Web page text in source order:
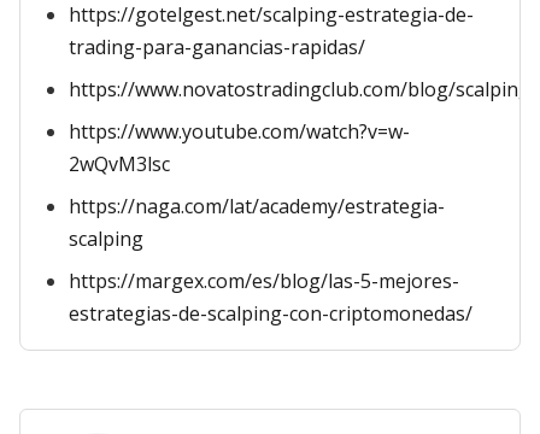
https://gotelgest.net/scalping-estrategia-de-
trading-para-ganancias-rapidas/
https://www.novatostradingclub.com/blog/scalping/
https://www.youtube.com/watch?v=w-
2wQvM3lsc
https://naga.com/lat/academy/estrategia-
scalping
https://margex.com/es/blog/las-5-mejores-
estrategias-de-scalping-con-criptomonedas/